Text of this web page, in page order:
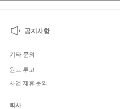
공지사항
기타 문의
원고 투고
사업 제휴 문의
회사